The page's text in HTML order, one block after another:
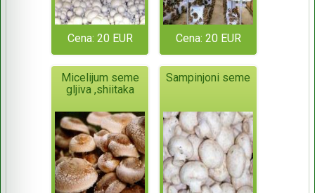
Cena: 20 EUR Cena: 20 EUR
Micelijum seme
gljiva ,shiitaka
Sampinjoni seme